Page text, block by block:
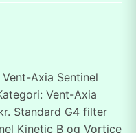
Axia Sentinel
Vent-Axia
Standard G4 filter
Kinetic B og Vortice